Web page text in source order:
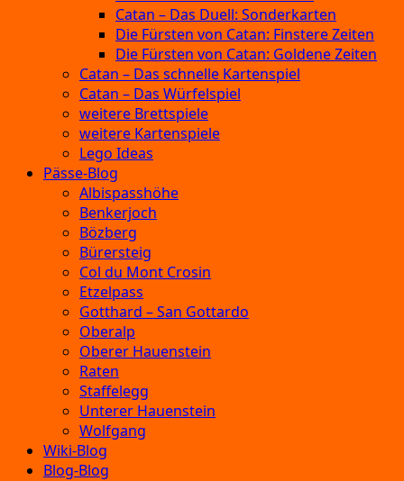
Catan – Das Duell: Sonderkarten
Die Fürsten von Catan: Finstere Zeiten
Die Fürsten von Catan: Goldene Zeiten
Catan – Das schnelle Kartenspiel
Catan – Das Würfelspiel
weitere Brettspiele
weitere Kartenspiele
Lego Ideas
Pässe-Blog
Albispasshöhe
Benkerjoch
Bözberg
Bürersteig
Col du Mont Crosin
Etzelpass
Gotthard – San Gottardo
Oberalp
Oberer Hauenstein
Raten
Staffelegg
Unterer Hauenstein
Wolfgang
Wiki-Blog
Blog-Blog